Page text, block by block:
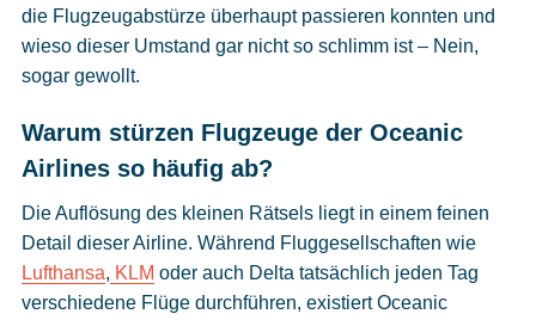
die Flugzeugabstürze überhaupt passieren konnten und
wieso dieser Umstand gar nicht so schlimm ist – Nein,
sogar gewollt.
Warum stürzen Flugzeuge der Oceanic
Airlines so häufig ab?
Die Auflösung des kleinen Rätsels liegt in einem feinen
Detail dieser Airline. Während Fluggesellschaften wie
Lufthansa, KLM oder auch Delta tatsächlich jeden Tag
verschiedene Flüge durchführen, existiert Oceanic